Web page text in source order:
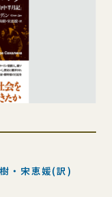
・宋恵媛(訳)